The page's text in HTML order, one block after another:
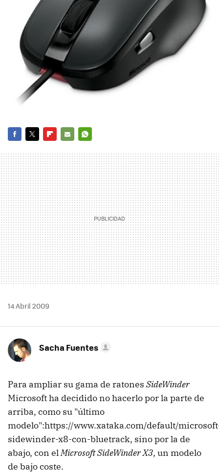
MAIL
14 Abril 2009
Sacha Fuentes
Para ampliar su gama de ratones SideWinder
Microsoft ha decidido no hacerlo por la parte de
arriba, como su "último
modelo":https://www.xataka.com/default/
sidewinder-x8-con-bluetrack, sino por la de
abajo, con elMicrosoft SideWinder X3, un modelo
de bajo coste.